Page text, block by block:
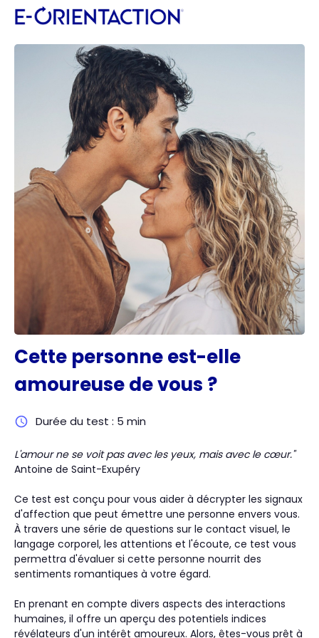
Cette personne est-elle
amoureuse de vous ?
Durée du test : 5 min
L'amour ne se voit pas avec les yeux, mais avec le cœur."
Antoine de Saint-Exupéry
Ce test est conçu pour vous aider à décrypter les signaux
d'affection que peut émettre une personne envers vous.
À travers une série de questions sur le contact visuel, le
langage corporel, les attentions et l'écoute, ce test vous
permettra d'évaluer si cette personne nourrit des
sentiments romantiques à votre égard.
En prenant en compte divers aspects des interactions
humaines, il offre un aperçu des potentiels indices
révélateurs d'un intérêt amoureux. Alors, êtes-vous prêt à